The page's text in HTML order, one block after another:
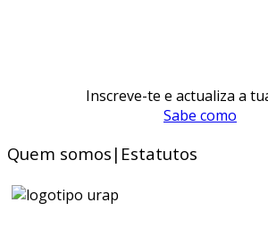
Inscreve-te e actualiza a
Sabe como
Quem somos|Estatutos